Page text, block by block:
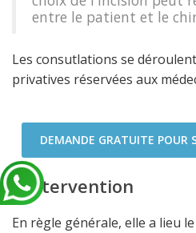
entre le patient et le
Les consutlations se
privatives réservées aux
DEMANDE GRATUITE POUR
L'intervention
En règle générale, elle a lieu